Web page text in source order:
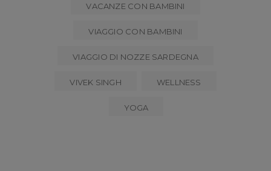
VACANZE CON BAMBINI
VIAGGIO CON BAMBINI
VIAGGIO DI NOZZE SARDEGNA
VIVEK SINGH WELLNESS
YOGA